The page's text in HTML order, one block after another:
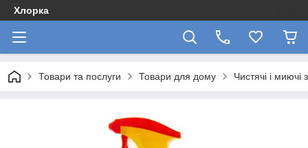
Хлорка
Товари та послуги Товари для дому Чистячі і миючі